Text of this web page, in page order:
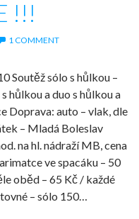
!!!
1 COMMENT
Soutěž sólo s hůlkou –
hůlkou a duo s hůlkou a
Doprava: auto – vlak, dle
– Mladá Boleslav
na hl. nádraží MB, cena
ve spacáku – 50
oběd – 65 Kč / každé
– sólo 150…